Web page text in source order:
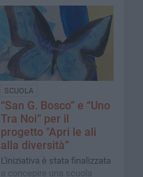
SCUOLA
“San G. Bosco” e “Uno
Tra Noi” per il
progetto "Apri le ali
alla diversità”
L'iniziativa è stata finalizzata
a concepire una scuola